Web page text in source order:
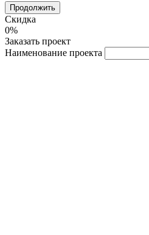
Продолжить
Скидка
0%
Заказать проект
Наименование проекта